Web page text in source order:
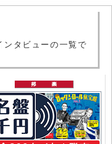
タビューの一覧で